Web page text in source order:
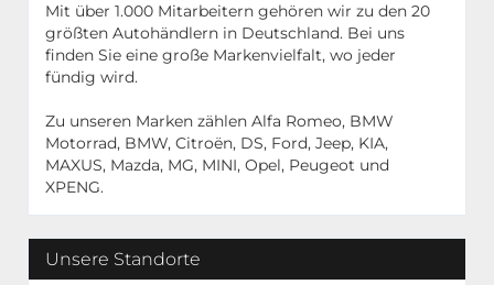
Mit über 1.000 Mitarbeitern gehören wir zu den 20
größten Autohändlern in Deutschland. Bei uns
finden Sie eine große Markenvielfalt, wo jeder
fündig wird.
Zu unseren Marken zählen Alfa Romeo, BMW
Motorrad, BMW, Citroën, DS, Ford, Jeep, KIA,
MAXUS, Mazda, MG, MINI, Opel, Peugeot und
XPENG.
Unsere Standorte